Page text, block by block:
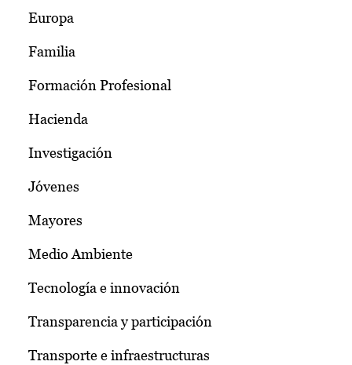
Europa
Familia
Formación Profesional
Hacienda
Investigación
Jóvenes
Mayores
Medio Ambiente
Tecnología e innovación
Transparencia y participación
Transporte e infraestructuras